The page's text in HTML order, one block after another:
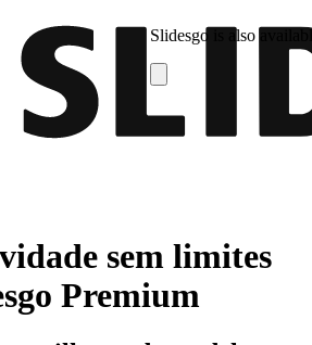
Slidesgo is also
sem limites
Premium